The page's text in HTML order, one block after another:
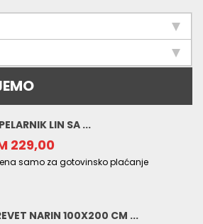
LIN SA ...
229,00
samo za gotovinsko plaćanje
NARIN 100X200 CM ...